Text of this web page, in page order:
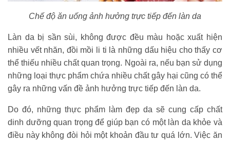
Chế độ ăn uống ảnh hưởng trực tiếp đến làn da
Làn da bị sần sùi, không được đều màu hoặc xuất hiện
nhiều vết nhăn, đồi mồi li ti là những dấu hiệu cho thấy cơ
thể thiếu nhiều chất quan trọng. Ngoài ra, nếu bạn sử dụng
những loại thực phẩm chứa nhiều chất gây hại cũng có thể
gây ra những vấn đề ảnh hưởng trực tiếp đến làn da.
Do đó, những thực phẩm làm đẹp da sẽ cung cấp chất
dinh dưỡng quan trọng để giúp bạn có một làn da khỏe và
điều này không đòi hỏi một khoản đầu tư quá lớn. Việc ăn